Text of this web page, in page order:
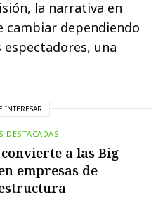
la narrativa en
cambiar dependiendo
espectadores, una
INTERESAR
DESTACADAS
a las Big
empresas de